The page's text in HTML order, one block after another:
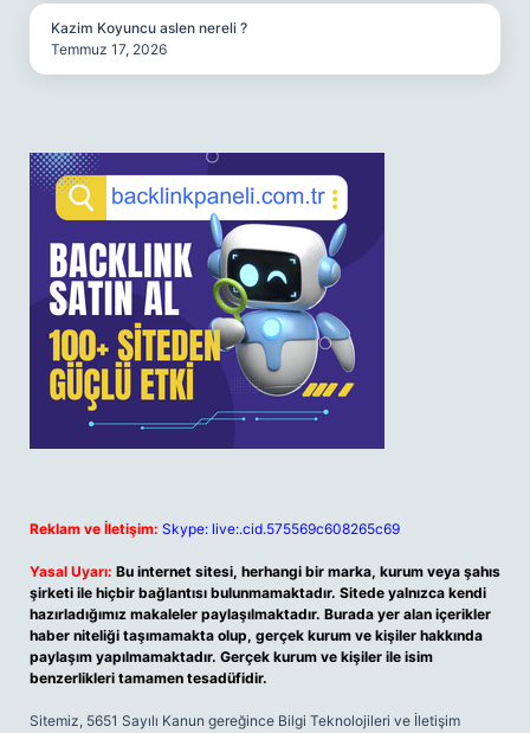
Kazim Koyuncu aslen nereli ?
Temmuz 17, 2026
Reklam ve İletişim: Skype: live:.cid.575569c608265c69
Yasal Uyarı: Bu internet sitesi, herhangi bir marka, kurum veya şahıs
şirketi ile hiçbir bağlantısı bulunmamaktadır. Sitede yalnızca kendi
hazırladığımız makaleler paylaşılmaktadır. Burada yer alan içerikler
haber niteliği taşımamakta olup, gerçek kurum ve kişiler hakkında
paylaşım yapılmamaktadır. Gerçek kurum ve kişiler ile isim
benzerlikleri tamamen tesadüfidir.
Sitemiz, 5651 Sayılı Kanun gereğince Bilgi Teknolojileri ve İletişim